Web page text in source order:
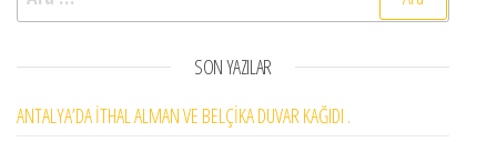
SON YAZILAR
ANTALYA’DA İTHAL ALMAN VE BELÇİKA DUVAR KAĞIDI .